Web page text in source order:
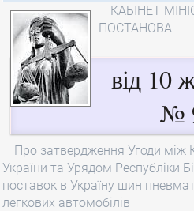
КАБІНЕТ
ПОСТАНОВА
від 10
№
Про затвердження Угоди між
України та Урядом Республіки
поставок в Україну шин
легкових автомобілів